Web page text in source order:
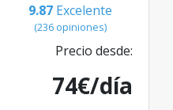
9.87 Excelente
(236 opiniones)
Precio desde:
74€/día